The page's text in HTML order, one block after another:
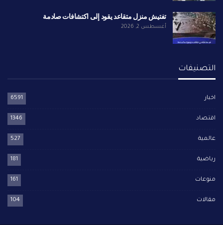
تفتيش منزل متقاعد يقود إلى اكتشافات صادمة
أغسطس 2, 2026
التصنيفات
اخبار 6591
اقتصاد 1346
عالمية 527
رياضية 181
منوعات 161
مقالات 104